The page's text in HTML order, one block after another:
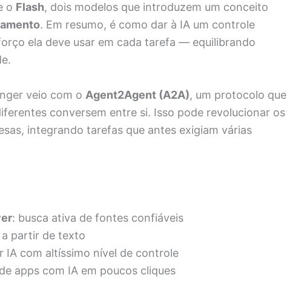
o Flash, dois modelos que introduzem um conceito
. Em resumo, é como dar à IA um controle
ela deve usar em cada tarefa — equilibrando
veio com o Agent2Agent (A2A), um protocolo que
conversem entre si. Isso pode revolucionar os
integrando tarefas que antes exigiam várias
: busca ativa de fontes confiáveis
a partir de texto
IA com altíssimo nível de controle
apps com IA em poucos cliques